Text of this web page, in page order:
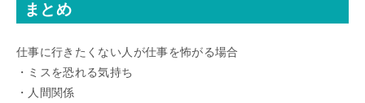
まとめ
仕事に行きたくない人が仕事を怖がる場合
・ミスを恐れる気持ち
・人間関係